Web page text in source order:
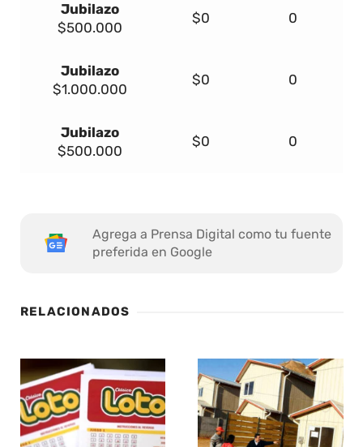
Jubilazo
$500.000
$0 0
Jubilazo
$1.000.000
$0 0
Jubilazo
$500.000
$0 0
Agrega a Prensa Digital como tu fuente
preferida en Google
RELACIONADOS